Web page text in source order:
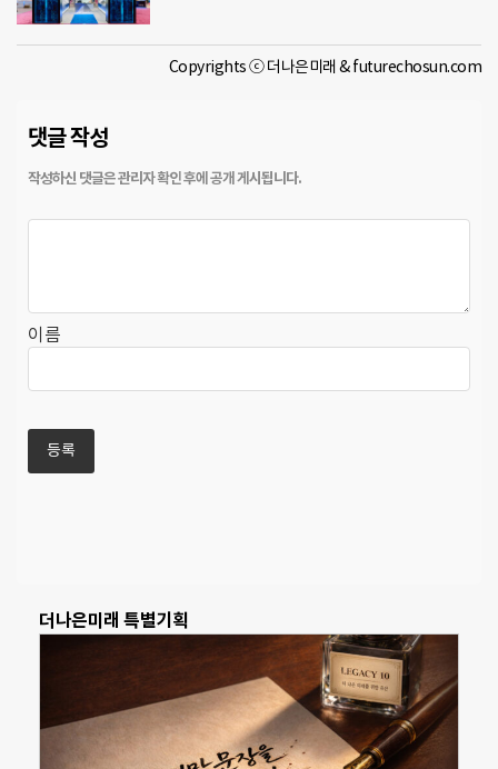
Copyrights ⓒ 더나은미래 & futurechosun.com
댓글 작성
이름
더나은미래 특별기획